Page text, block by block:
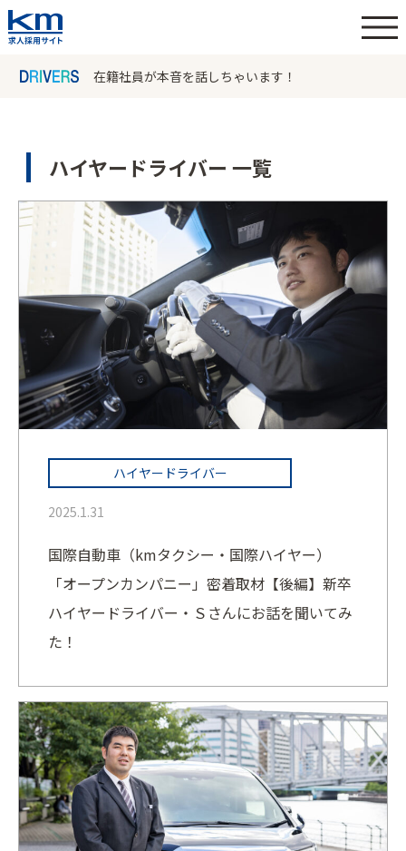
在籍社員が本音を話しちゃいます！
ハイヤードライバー 一覧
ハイヤードライバー
2025.1.31
国際自動車（kmタクシー・国際ハイヤー）
「オープンカンパニー」密着取材【後編】新卒
ハイヤードライバー・Ｓさんにお話を聞いてみ
た！